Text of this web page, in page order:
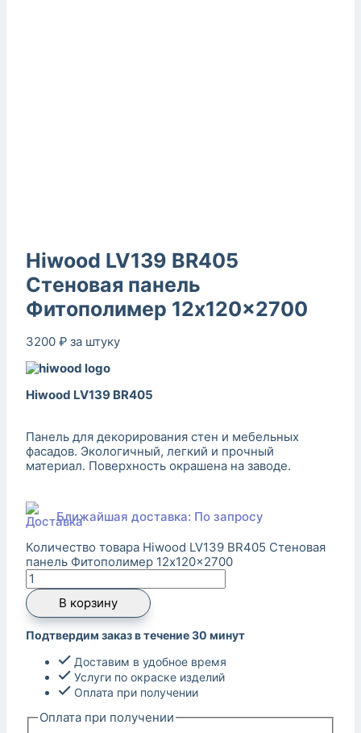
Hiwood LV139 BR405
Стеновая панель
Фитополимер 12x120x2700
3200 ₽ за штуку
Hiwood LV139 BR405
Панель для декорирования стен и мебельных
фасадов. Экологичный, легкий и прочный
материал. Поверхность окрашена на заводе.
Ближайшая доставка: По запросу
Количество товара Hiwood LV139 BR405 Стеновая
панель Фитополимер 12x120x2700
В корзину
Подтвердим заказ в течение 30 минут
Доставим в удобное время
Услуги по окраске изделий
Оплата при получении
Оплата при получении